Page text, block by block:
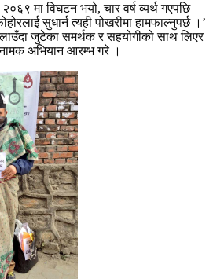
मा विघटन भयो, चार वर्ष व्यर्थ गएपछि
सुधार्न त्यही पोखरीमा हामफाल्नुपर्छ ।’
जुटेका समर्थक र सहयोगीको साथ लिएर
अभियान आरम्भ गरे ।